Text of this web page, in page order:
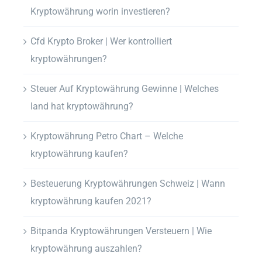
Kryptowährung worin investieren?
Cfd Krypto Broker | Wer kontrolliert
kryptowährungen?
Steuer Auf Kryptowährung Gewinne | Welches
land hat kryptowährung?
Kryptowährung Petro Chart – Welche
kryptowährung kaufen?
Besteuerung Kryptowährungen Schweiz | Wann
kryptowährung kaufen 2021?
Bitpanda Kryptowährungen Versteuern | Wie
kryptowährung auszahlen?